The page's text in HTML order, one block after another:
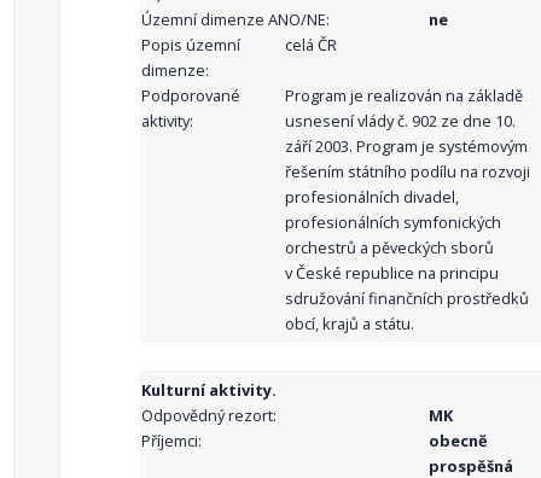
Územní dimenze ANO/NE:
ne
Popis územní
dimenze:
celá ČR
Podporované
aktivity:
Program je realizován na základě
usnesení vlády č. 902 ze dne 10.
září 2003. Program je systémovým
řešením státního podílu na rozvoji
profesionálních divadel,
profesionálních symfonických
orchestrů a pěveckých sborů
v České republice na principu
sdružování finančních prostředků
obcí, krajů a státu.
Kulturní aktivity.
Odpovědný rezort:
MK
Příjemci:
obecně
prospěšná